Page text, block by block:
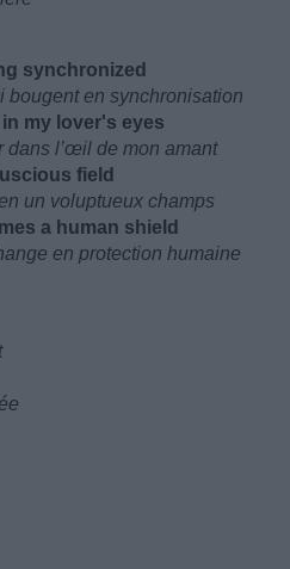
synchronized
bougent en synchronisation
my lover's eyes
dans l’œil de mon amant
field
un voluptueux champs
a human shield
en protection humaine